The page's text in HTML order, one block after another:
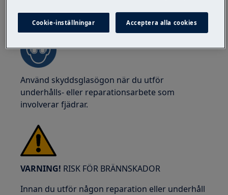
VARNING!RISK FÖR ÖGONSKADA
Använd skyddsglasögon när du utför
underhålls- eller reparationsarbete som
involverar fjädrar.
VARNING! RISK FÖR BRÄNNSKADOR
Innan du utför någon reparation eller underhåll
Cookie-inställningar Acceptera alla cookies